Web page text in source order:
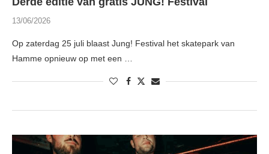
13/06/2026
Op zaterdag 25 juli blaast Jung! Festival het skatepark van
Hamme opnieuw op met een …